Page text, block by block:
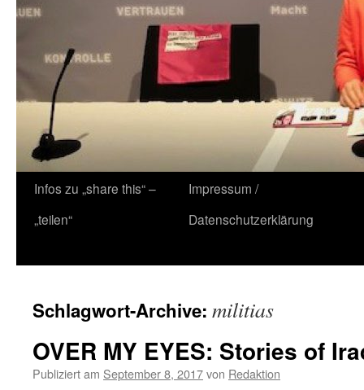
Zum
Inhalt
Infos zu „share this“ –
„teilen“
Impressum /
Datenschutzerklärung
Schlagwort-Archive: militias
OVER MY EYES: Stories of
Publiziert am September 8, 2017von Redaktion